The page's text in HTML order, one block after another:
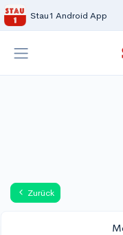
Stau1 Android App
Zurück